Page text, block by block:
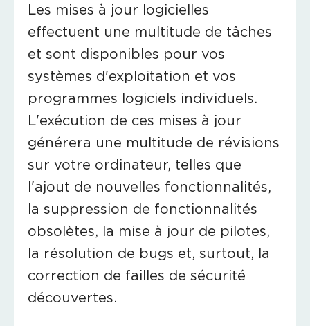
Les mises à jour logicielles
effectuent une multitude de tâches
et sont disponibles pour vos
systèmes d'exploitation et vos
programmes logiciels individuels.
L'exécution de ces mises à jour
générera une multitude de révisions
sur votre ordinateur, telles que
l'ajout de nouvelles fonctionnalités,
la suppression de fonctionnalités
obsolètes, la mise à jour de pilotes,
la résolution de bugs et, surtout, la
correction de failles de sécurité
découvertes.